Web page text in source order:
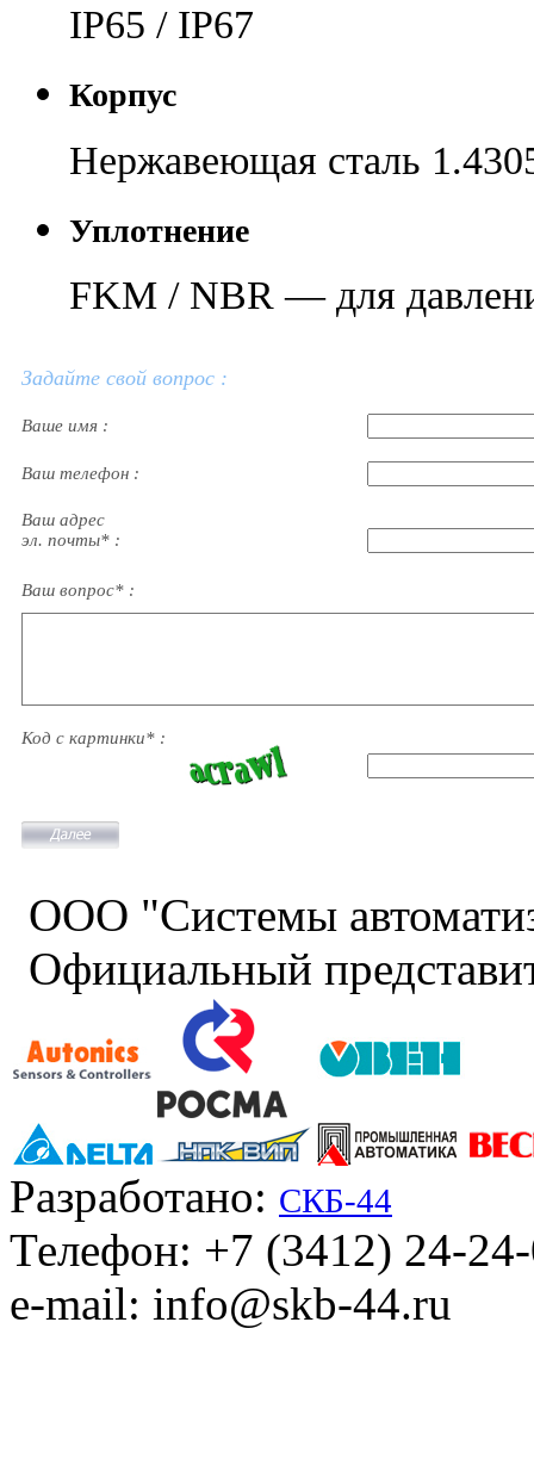
IP65 / IP67
Корпус
Нержавеющая сталь
Уплотнение
FKM / NBR — для
Задайте свой вопрос :
Ваше имя :
Ваш телефон :
Ваш адрес
эл. почты* :
Ваш вопрос* :
Код с картинки* :
ООО "Системы
Официальный
Разработано: СКБ-44
Телефон: +7 (3412) 24-
e-mail: info@skb-44.ru